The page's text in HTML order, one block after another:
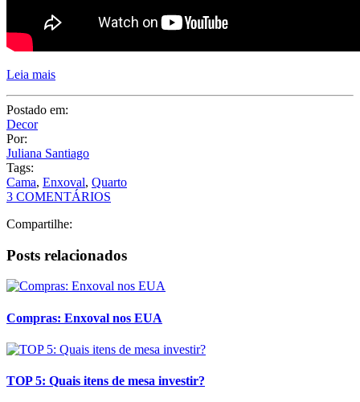
Juliana Santiago
Tags:
3 COMENTÁRIOS
Compartilhe:
Posts relacionados
Compras: Enxoval nos EUA
TOP 5: Quais itens de mesa investir?
Dicas para compras de enxoval para a casa
Lista de enxoval – Casamento